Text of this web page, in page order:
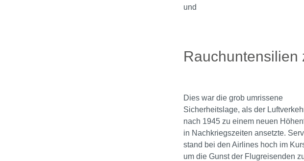
und
Rauchuntensilien
Dies war die grob umrissene
Sicherheitslage, als der
nach 1945 zu einem neuen
in Nachkriegszeiten ansetzte.
stand bei den Airlines hoch im
um die Gunst der Flugreisenden